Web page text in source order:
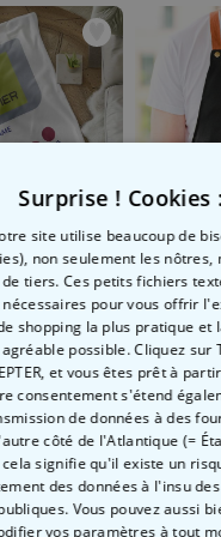
et texte
Tablier
texte
29,99 €
Surprise ! Cookies
site utilise beaucoup de
non seulement les nôtres,
de tiers. Ces petits fichiers
pour vous offrir
shopping la plus pratique et
agréable possible. Cliquez sur
et vous êtes prêt à
consentement s'étend
de données à des
côté de l'Atlantique (=
cela signifie qu'il existe un
des données à l'insu
Vous pouvez aussi
vos paramètres à tout